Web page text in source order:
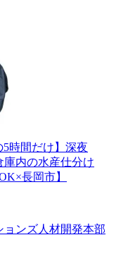
5時間だけ】深夜
内の水産仕分け
長岡市】
ンズ人材開発本部